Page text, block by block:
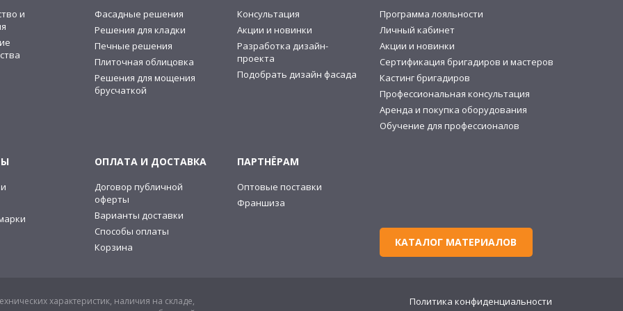
и
Фасадные решения
Решения для кладки
Печные решения
Плиточная облицовка
Решения для мощения
брусчаткой
Консультация
Акции и новинки
Разработка дизайн-
проекта
Подобрать дизайн фасада
Программа лояльности
Личный кабинет
Акции и новинки
Сертификация бригадиров и мастеров
Кастинг бригадиров
Профессиональная консультация
Аренда и покупка оборудования
Обучение для профессионалов
ОПЛАТА И ДОСТАВКА
Договор публичной
оферты
Варианты доставки
Способы оплаты
Корзина
ПАРТНЁРАМ
Оптовые поставки
Франшиза
КАТАЛОГ МАТЕРИАЛОВ
характеристик, наличия на складе,
Политика конфиденциальности